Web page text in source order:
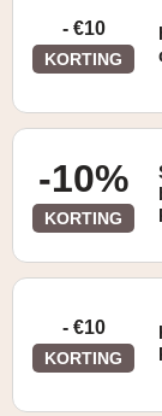
- €10
KORTING
-10%
KORTING
- €10
KORTING